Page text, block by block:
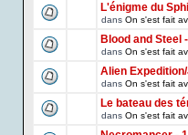
L'énigme du
dans On s'est fait
Blood and Steel
dans On s'est fait
Alien
dans On s'est fait
Le bateau des
dans On s'est fait